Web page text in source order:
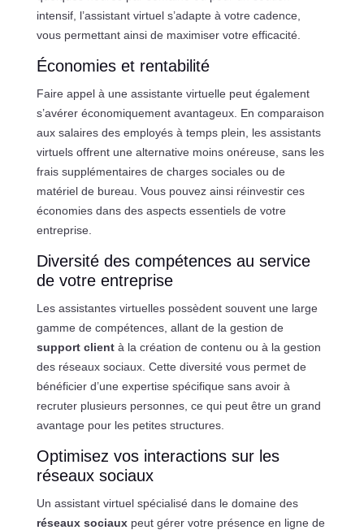
intensif, l’assistant virtuel s’adapte à votre cadence,
vous permettant ainsi de maximiser votre efficacité.
Économies et rentabilité
Faire appel à une assistante virtuelle peut également
s’avérer économiquement avantageux. En comparaison
aux salaires des employés à temps plein, les assistants
virtuels offrent une alternative moins onéreuse, sans les
frais supplémentaires de charges sociales ou de
matériel de bureau. Vous pouvez ainsi réinvestir ces
économies dans des aspects essentiels de votre
entreprise.
Diversité des compétences au service
de votre entreprise
Les assistantes virtuelles possèdent souvent une large
gamme de compétences, allant de la gestion de
support clientà la création de contenu ou à la gestion
des réseaux sociaux. Cette diversité vous permet de
bénéficier d’une expertise spécifique sans avoir à
recruter plusieurs personnes, ce qui peut être un grand
avantage pour les petites structures.
Optimisez vos interactions sur les
réseaux sociaux
Un assistant virtuel spécialisé dans le domaine des
réseaux sociauxpeut gérer votre présence en ligne de